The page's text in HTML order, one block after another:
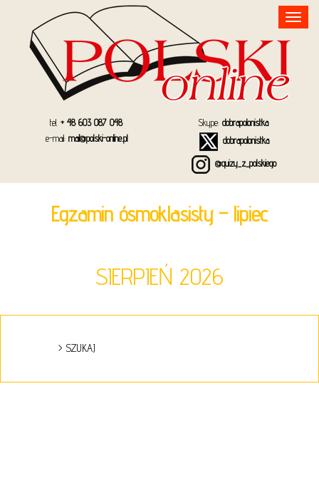
Toggle
navigation
tel. + 48 603 087 048
e-mail: mail@polski-online.pl
Skype: dobrapolonistka
dobrapolonistka
@quizy_z_polskiego
Egzamin ósmoklasisty – lipiec
SIERPIEŃ 2026